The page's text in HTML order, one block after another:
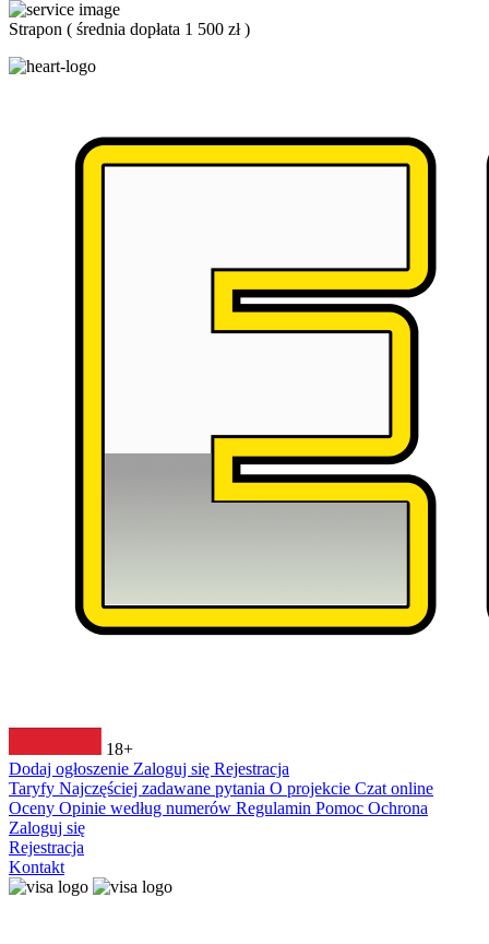
Strapon ( średnia dopłata 1 500 zł)
18+
Dodaj ogłoszenie Zaloguj się Rejestracja
Taryfy Najczęściej zadawane pytania O projekcie Czat online
Oceny Opinie według numerów Regulamin Pomoc Ochrona
Zaloguj się
Rejestracja
Kontakt